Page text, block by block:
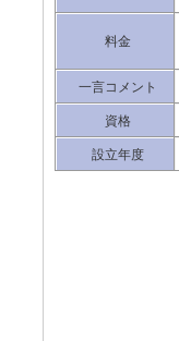
料金
一言コメント
資格
設立年度